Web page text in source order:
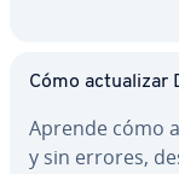
Cómo ac­tua­li­zar
Aprende cómo
y sin errores,